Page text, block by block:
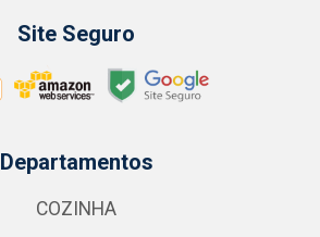
Site Seguro
Departamentos
COZINHA